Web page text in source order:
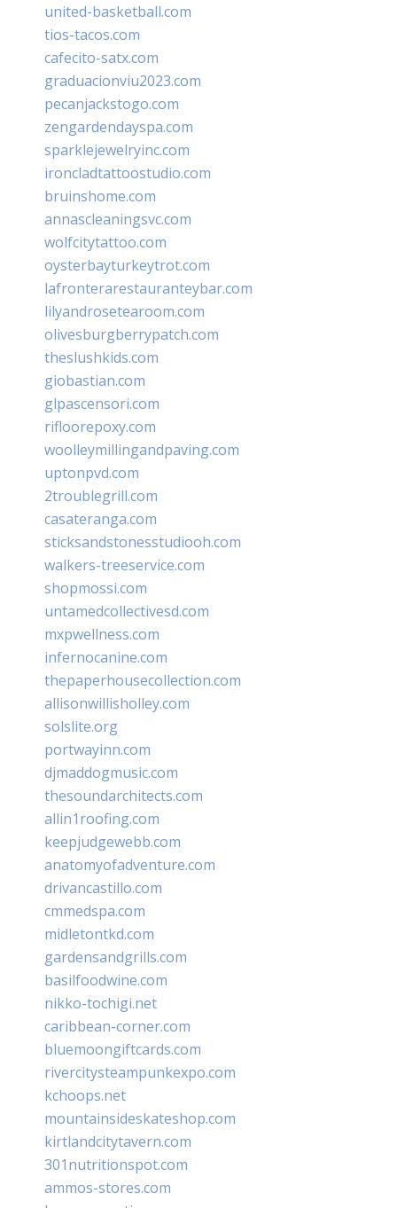
united-basketball.com
tios-tacos.com
cafecito-satx.com
graduacionviu2023.com
pecanjackstogo.com
zengardendayspa.com
sparklejewelryinc.com
ironcladtattoostudio.com
bruinshome.com
annascleaningsvc.com
wolfcitytattoo.com
oysterbayturkeytrot.com
lafronterarestauranteybar.com
lilyandrosetearoom.com
olivesburgberrypatch.com
theslushkids.com
giobastian.com
glpascensori.com
rifloorepoxy.com
woolleymillingandpaving.com
uptonpvd.com
2troublegrill.com
casateranga.com
sticksandstonesstudiooh.com
walkers-treeservice.com
shopmossi.com
untamedcollectivesd.com
mxpwellness.com
infernocanine.com
thepaperhousecollection.com
allisonwillisholley.com
solslite.org
portwayinn.com
djmaddogmusic.com
thesoundarchitects.com
allin1roofing.com
keepjudgewebb.com
anatomyofadventure.com
drivancastillo.com
cmmedspa.com
midletontkd.com
gardensandgrills.com
basilfoodwine.com
nikko-tochigi.net
caribbean-corner.com
bluemoongiftcards.com
rivercitysteampunkexpo.com
kchoops.net
mountainsideskateshop.com
kirtlandcitytavern.com
301nutritionspot.com
ammos-stores.com